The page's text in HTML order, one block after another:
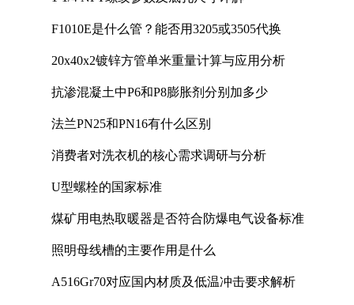
F1010E是什么管？能否用3205或3505代换
20x40x2镀锌方管单米重量计算与应用分析
抗渗混凝土中P6和P8膨胀剂分别加多少
法兰PN25和PN16有什么区别
消费者对洗衣机的核心需求调研与分析
U型螺栓的国家标准
煤矿用电热取暖器是否符合防爆电气设备标准
照明母线槽的主要作用是什么
A516Gr70对应国内材质及低温冲击要求解析